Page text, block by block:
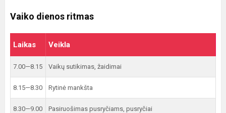
Vaiko dienos ritmas
Laikas Veikla
7.00—8.15 Vaikų sutikimas, žaidimai
8.15—8.30 Rytinė mankšta
8.30—9.00 Pasiruošimas pusryčiams, pusryčiai